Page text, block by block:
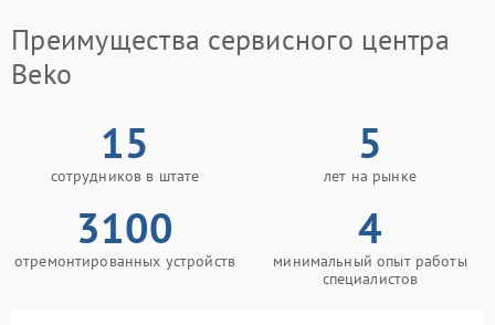
Преимущества сервисного центра
Beko
15
сотрудников в штате
5
лет на рынке
3100
отремонтированных устройств
4
минимальный опыт работы
специалистов